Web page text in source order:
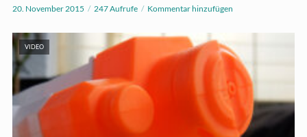
20. November 2015 247 Aufrufe Kommentar hinzufügen
VIDEO